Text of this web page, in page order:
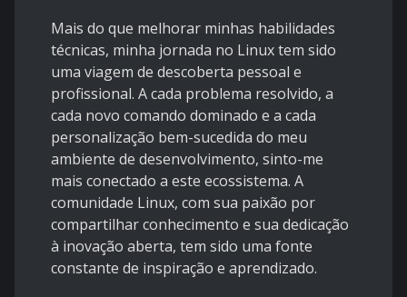
Mais do que melhorar minhas habilidades
técnicas, minha jornada no Linux tem sido
uma viagem de descoberta pessoal e
profissional. A cada problema resolvido, a
cada novo comando dominado e a cada
personalização bem-sucedida do meu
ambiente de desenvolvimento, sinto-me
mais conectado a este ecossistema. A
comunidade Linux, com sua paixão por
compartilhar conhecimento e sua dedicação
à inovação aberta, tem sido uma fonte
constante de inspiração e aprendizado.